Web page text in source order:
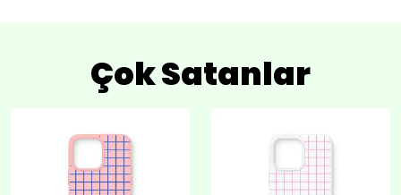
Çok Satanlar